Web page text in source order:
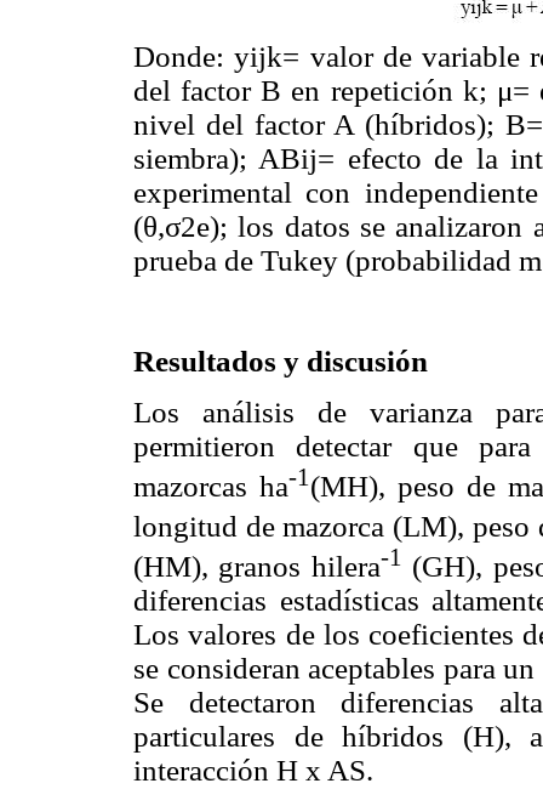
Donde: yijk= valor de variable
del factor B en repetición k; μ=
nivel del factor A (híbridos);
siembra); ABij= efecto de la
experimental con
(θ,σ2e); los datos se
prueba de Tukey (probabilidad
Resultados y discusión
Los análisis de varianza
permitieron detectar que
mazorcas ha-1 (MH), peso de
longitud de mazorca (LM), peso
(HM), granos hilera-1 (GH),
diferencias estadísticas
Los valores de los coeficientes
se consideran aceptables para
Se detectaron diferencias
particulares de híbridos (H),
interacción H x AS.